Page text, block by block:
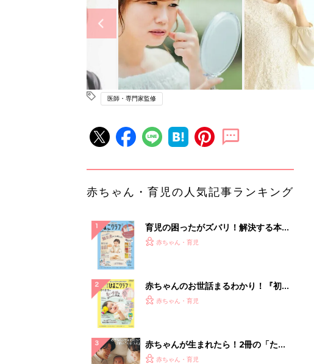
医師・専門家監修
赤ちゃん・育児の人気記事ランキング
育児の困ったがズバリ！解決する本
『ひよこクラブ 秋号』 4カ月～2才
赤ちゃん・育児
赤ちゃんのお世話まるわかり！『初め
てのひよこクラブ 夏号』〈巻頭大特
赤ちゃん・育児
赤ちゃんが生まれたら！2冊の「たま
ひよ」
赤ちゃん・育児